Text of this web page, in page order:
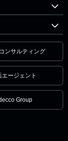
ンサルティング
エージェント
Group